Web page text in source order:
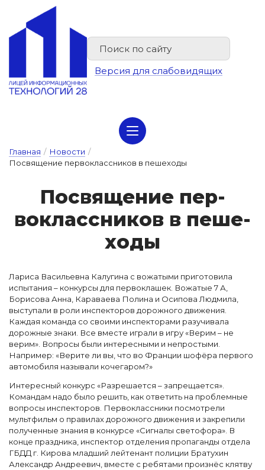
Версия для слабовидящих
Главная / Новости /
Посвящение первоклассников в пешеходы
Пос­вя­ще­ние пер­
воклас­сни­ков в пе­ше­
хо­ды
Лариса Васильевна Калугина с вожатыми приготовила
испытания – конкурсы для первоклашек. Вожатые 7 А,
Борисова Анна, Караваева Полина и Осипова Людмила,
выступали в роли инспекторов дорожного движения.
Каждая команда со своими инспекторами разучивала
дорожные знаки. Все вместе играли в игру «Верим – не
верим». Вопросы были интересными и непростыми.
Например: «Верите ли вы, что во Франции шофёра первого
автомобиля называли кочегаром?»
Интересный конкурс «Разрешается – запрещается».
Командам надо было решить, как ответить на проблемные
вопросы инспекторов. Первоклассники посмотрели
мультфильм о правилах дорожного движения и закрепили
полученные знания в конкурсе «Сигналы светофора». В
конце праздника, инспектор отделения пропаганды отдела
ГБДД г. Кирова младший лейтенант полиции Братухин
Александр Андреевич, вместе с ребятами произнёс клятву